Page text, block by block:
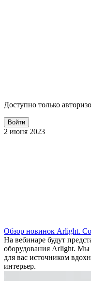
Доступно только
Войти
2 июня 2023
Обзор новинок Arlight.
На вебинаре будут
оборудования Arlight. Мы
для вас источником
интерьер.